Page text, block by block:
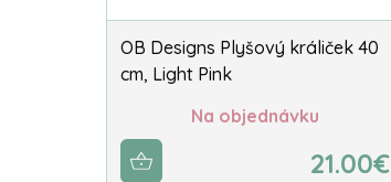
OB Designs Plyšový králiček 40
cm, Light Pink
Na objednávku
21.00€